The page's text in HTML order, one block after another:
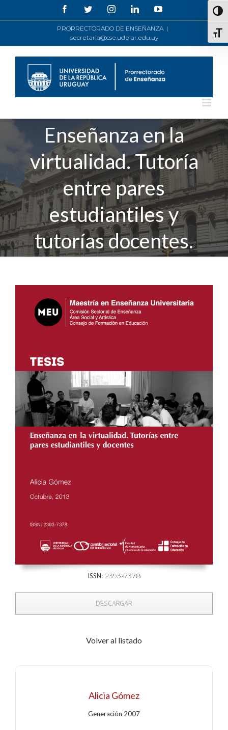
FacebookTwitterInstagramLinkedInYouTube
PRORRECTORADO DE ENSEÑANZA |
secretaria@cse.udelar.edu.uy
Enseñanza en la
virtualidad. Tutoría
entre pares
estudiantiles y
tutorías docentes.
ISSN:2393-7378
DESCARGAR
Volver al listado
Alicia Gómez
Generación 2007